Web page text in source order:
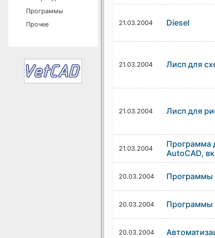
Программы
Прочее
21.03.2004 Diesel
21.03.2004 Лисп для
21.03.2004 Лисп для
21.03.2004
Программа
AutoCAD,
20.03.2004 Программы
20.03.2004 Программы
20.03.2004